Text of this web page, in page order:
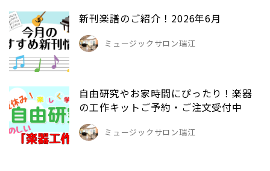
新刊楽譜のご紹介！2026年6月
ミュージックサロン瑞江
自由研究やお家時間にぴったり！楽器
の工作キットご予約・ご注文受付中
ミュージックサロン瑞江